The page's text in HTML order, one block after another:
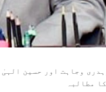
وجاہت اور حسین
مطالبہ